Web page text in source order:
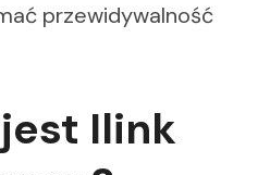
przewidywalność
Ilink